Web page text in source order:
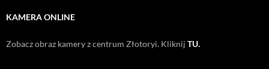
KAMERA ONLINE
Zobacz obraz kamery z centrum Złotoryi. Kliknij TU.